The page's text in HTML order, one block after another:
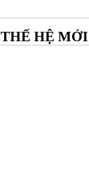
HỆ MỚI